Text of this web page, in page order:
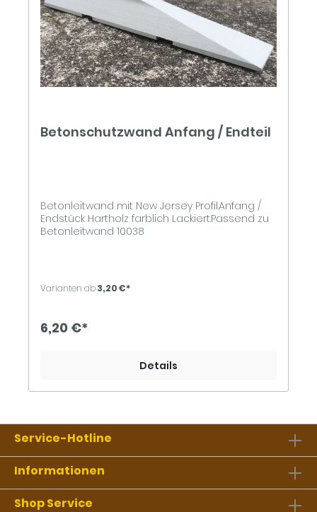
Betonschutzwand Anfang / Endteil
Betonleitwand mit New Jersey Profil.Anfang /
Endstück Hartholz farblich Lackiert.Passend zu
Betonleitwand 10038
Varianten ab3,20 €*
6,20 €*
Details
Service-Hotline
Informationen
Shop Service